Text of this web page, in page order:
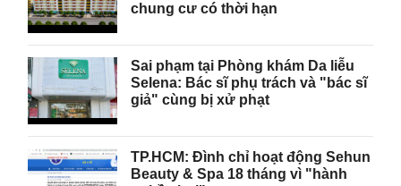
chung cư có thời hạn
Sai phạm tại Phòng khám Da liễu
Selena: Bác sĩ phụ trách và "bác sĩ
giả" cùng bị xử phạt
TP.HCM: Đình chỉ hoạt động Sehun
Beauty & Spa 18 tháng vì "hành